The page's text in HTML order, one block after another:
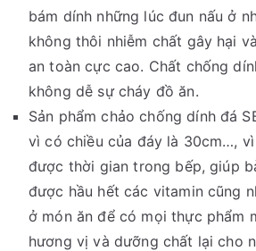
bám dính những lúc đun nấu ở
không thôi nhiễm chất gây hại
an toàn cực cao. Chất chống
không dễ sự cháy đồ ăn.
Sản phẩm chảo chống dính đá
vì có chiều của đáy là 30cm…,
được thời gian trong bếp, giúp
được hầu hết các vitamin cũng
ở món ăn để có mọi thực phẩm
hương vị và dưỡng chất lại cho